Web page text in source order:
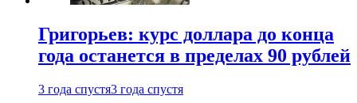
Григорьев: курс доллара до конца
года останется в пределах 90 рублей
3 года спустя3 года спустя